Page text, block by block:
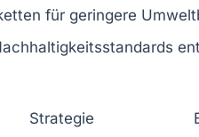
für geringere
Strategie